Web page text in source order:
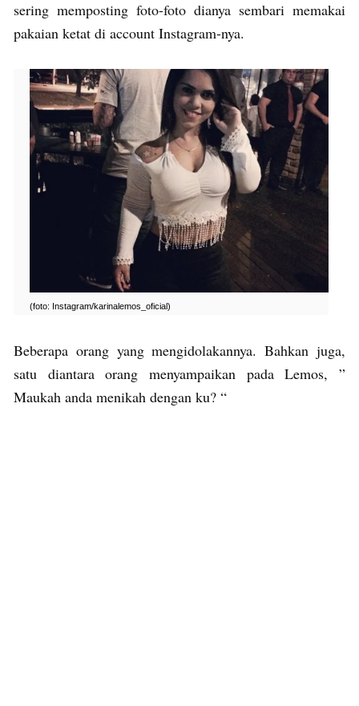
sering memposting foto-foto dianya sembari memakai
pakaian ketat di account Instagram-nya.
(foto: Instagram/karinalemos_oficial)
Beberapa orang yang mengidolakannya. Bahkan juga,
satu diantara orang menyampaikan pada Lemos, ”
Maukah anda menikah dengan ku? “